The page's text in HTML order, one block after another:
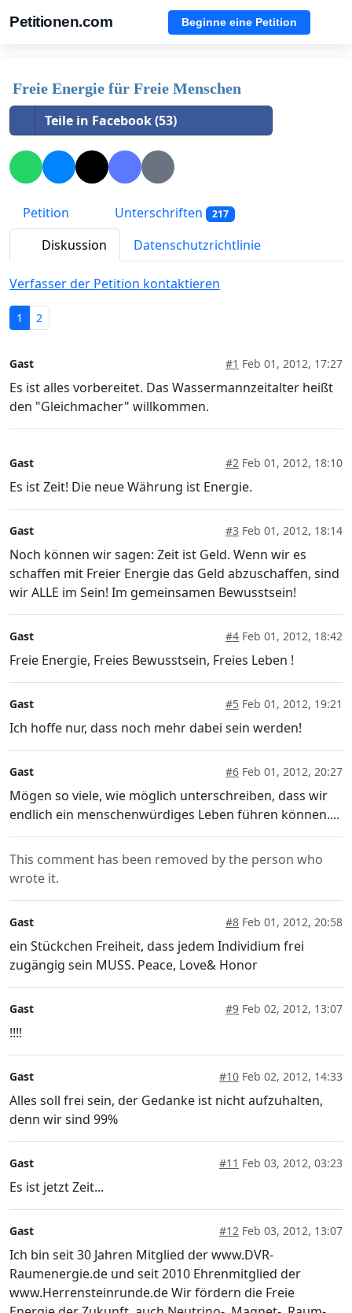
Petitionen.com Beginne eine Petition
Freie Energie für Freie Menschen
Teile in Facebook (53)
Petition Unterschriften 217
Diskussion Datenschutzrichtlinie
Verfasser der Petition kontaktieren
1 2
Gast #1 Feb 01, 2012, 17:27
Es ist alles vorbereitet. Das Wassermannzeitalter heißt
den "Gleichmacher" willkommen.
Gast #2 Feb 01, 2012, 18:10
Es ist Zeit! Die neue Währung ist Energie.
Gast #3 Feb 01, 2012, 18:14
Noch können wir sagen: Zeit ist Geld. Wenn wir es
schaffen mit Freier Energie das Geld abzuschaffen, sind
wir ALLE im Sein! Im gemeinsamen Bewusstsein!
Gast #4 Feb 01, 2012, 18:42
Freie Energie, Freies Bewusstsein, Freies Leben !
Gast #5 Feb 01, 2012, 19:21
Ich hoffe nur, dass noch mehr dabei sein werden!
Gast #6 Feb 01, 2012, 20:27
Mögen so viele, wie möglich unterschreiben, dass wir
endlich ein menschenwürdiges Leben führen können....
This comment has been removed by the person who
wrote it.
Gast #8 Feb 01, 2012, 20:58
ein Stückchen Freiheit, dass jedem Individium frei
zugängig sein MUSS. Peace, Love& Honor
Gast #9 Feb 02, 2012, 13:07
!!!!
Gast #10 Feb 02, 2012, 14:33
Alles soll frei sein, der Gedanke ist nicht aufzuhalten,
denn wir sind 99%
Gast #11 Feb 03, 2012, 03:23
Es ist jetzt Zeit...
Gast #12 Feb 03, 2012, 13:07
Ich bin seit 30 Jahren Mitglied der www.DVR-
Raumenergie.de und seit 2010 Ehrenmitglied der
www.Herrensteinrunde.de Wir fördern die Freie